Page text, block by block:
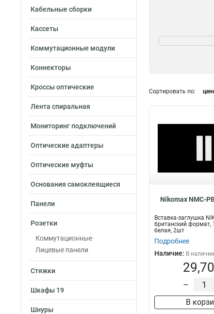
Кабельные сборки
Кассеты
Коммутационные модули
Коннекторы
Кроссы оптические
Лента спиральная
Мониторинг подключений
Оптические адаптеры
Оптические муфты
Основания самоклеящиеся
Панели
Розетки
Коммутационные
Лицевые панели
Стяжки
Шкафы 19
Шнуры
1 5
Сортировать по:
Nikomax NMC-
Вставка-заглушка
британский формат,
белая, 2шт
Подробнее
Наличие: В наличии
–
В